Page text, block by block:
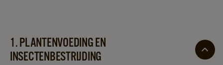
1. PLANTENVOEDING EN
INSECTENBESTRIJDING